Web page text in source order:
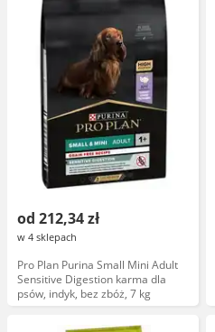
od 212,34 zł
w 4 sklepach
Pro Plan Purina Small Mini Adult
Sensitive Digestion karma dla
psów, indyk, bez zbóż, 7 kg